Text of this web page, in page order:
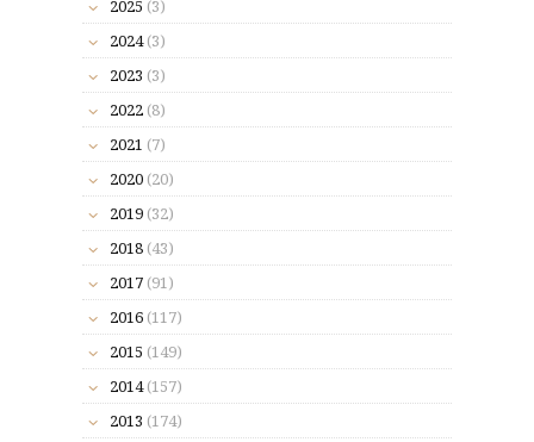
2025 (3)
2024(3)
2023 (3)
2022 (8)
2021 (7)
2020 (20)
2019 (32)
2018 (43)
2017 (91)
2016 (117)
2015 (149)
2014(157)
2013 (174)